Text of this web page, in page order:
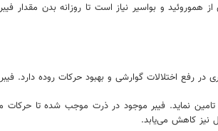
هموروئید و بواسیر نیاز است تا روزانه بدن مقدار
در رفع اختلالات گوارشی و بهبود حرکات روده
نماید. فیبر موجود در ذرت موجب شده تا
نیز کاهش می‌یابد.